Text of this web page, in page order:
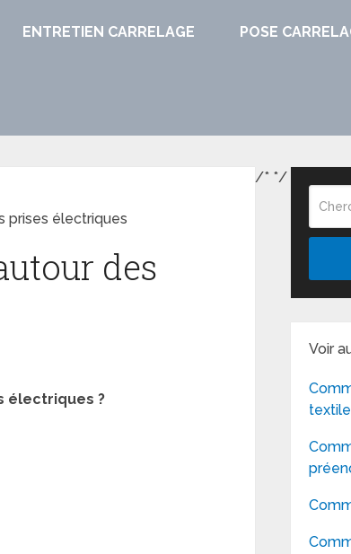
ENTRETIEN CARRELAGE POSE
prises électriques
des
électriques ?
Voir
/* */